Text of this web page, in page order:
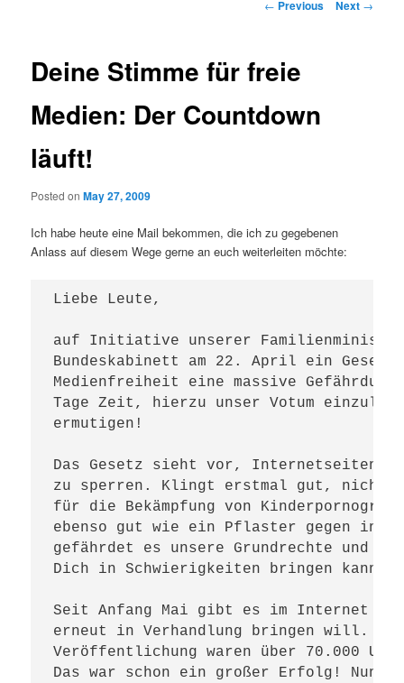
← Previous Next →
Deine Stimme für freie
Medien: Der Countdown
läuft!
Posted onMay 27, 2009
Ich habe heute eine Mail bekommen, die ich zu gegebenen
Anlass auf diesem Wege gerne an euch weiterleiten möchte:
Liebe Leute,
auf Initiative unserer
Bundeskabinett am 22. April ein
Medienfreiheit eine massive
Tage Zeit, hierzu unser Votum
ermutigen!
Das Gesetz sieht vor, Internetseiten
zu sperren. Klingt erstmal gut, nicht
für die Bekämpfung von
ebenso gut wie ein Pflaster gegen
gefährdet es unsere Grundrechte und
Dich in Schwierigkeiten bringen kann.
Seit Anfang Mai gibt es im Internet
erneut in Verhandlung bringen will.
Veröffentlichung waren über 70.000
Das war schon ein großer Erfolg! Nun